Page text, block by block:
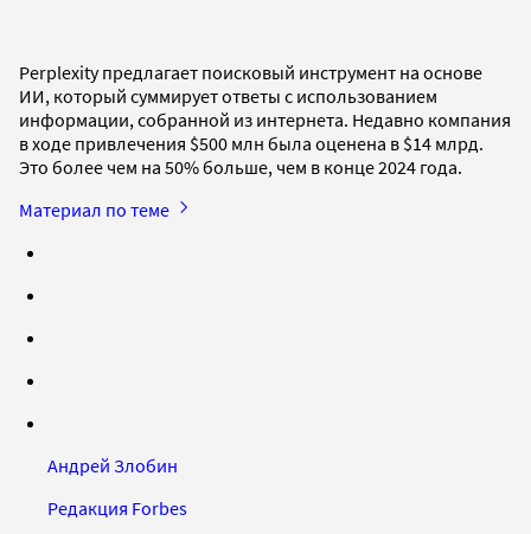
Perplexity предлагает поисковый инструмент на основе
ИИ, который суммирует ответы с использованием
информации, собранной из интернета. Недавно компания
в ходе привлечения $500 млн была оценена в $14 млрд.
Это более чем на 50% больше, чем в конце 2024 года.
Материал по теме
Андрей Злобин
Редакция Forbes